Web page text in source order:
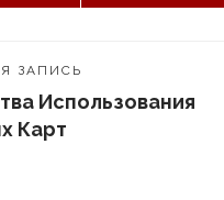
ЗАПИСЬ
Использования
Карт